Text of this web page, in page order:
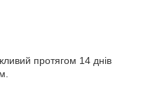
протягом 14 днів